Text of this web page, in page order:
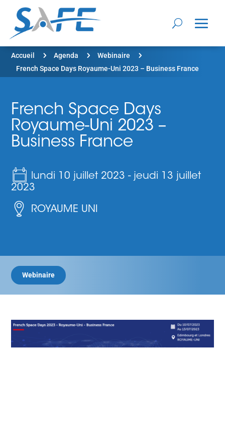
Accueil 5 Agenda 5 Webinaire 5
French Space Days Royaume-Uni 2023 – Business France
French Space Days
Royaume-Uni 2023 –
Business France
lundi 10 juillet 2023 - jeudi 13 juillet
2023
ROYAUME UNI
Webinaire